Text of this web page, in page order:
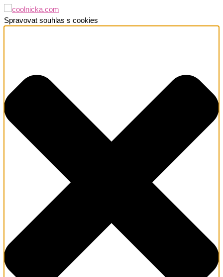
Spravovat souhlas s cookies